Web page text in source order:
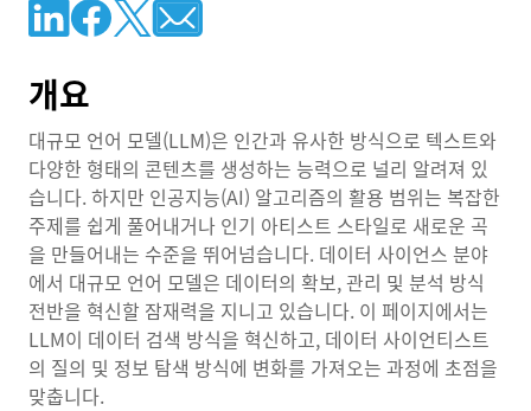
개요
대규모 언어 모델(LLM)은 인간과 유사한 방식으로 텍스트와
다양한 형태의 콘텐츠를 생성하는 능력으로 널리 알려져 있
습니다. 하지만 인공지능(AI) 알고리즘의 활용 범위는 복잡한
주제를 쉽게 풀어내거나 인기 아티스트 스타일로 새로운 곡
을 만들어내는 수준을 뛰어넘습니다. 데이터 사이언스 분야
에서 대규모 언어 모델은 데이터의 확보, 관리 및 분석 방식
전반을 혁신할 잠재력을 지니고 있습니다. 이 페이지에서는
LLM이 데이터 검색 방식을 혁신하고, 데이터 사이언티스트
의 질의 및 정보 탐색 방식에 변화를 가져오는 과정에 초점을
맞춥니다.